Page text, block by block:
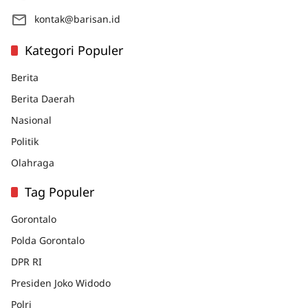
kontak@barisan.id
Kategori Populer
Berita
Berita Daerah
Nasional
Politik
Olahraga
Tag Populer
Gorontalo
Polda Gorontalo
DPR RI
Presiden Joko Widodo
Polri